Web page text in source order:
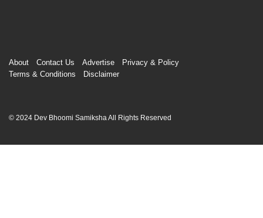
About Contact Us Advertise
Privacy & Policy
Terms & Conditions
Disclaimer
© 2024 Dev Bhoomi Samiksha All Rights Reserved